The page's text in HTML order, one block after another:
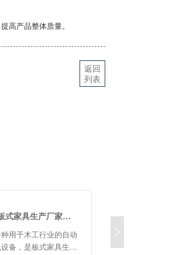
高产品整体质量。
返回
列表
02
2022-12
木工数控六面钻主要
下料后的板件，对其